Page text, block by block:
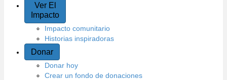
Ver El
Impacto
Impacto comunitario
Historias inspiradoras
Donar
Donar hoy
Crear un fondo de donaciones